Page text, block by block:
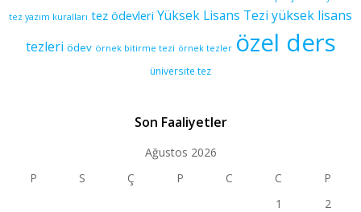
tez yazım kuralları tez ödevleri Yüksek Lisans Tezi yüksek lisans
tezleri ödev örnek bitirme tezi örnek tezler özel ders
üniversite tez
Son Faaliyetler
Ağustos 2026
P
S Ç P C C
P
1
2